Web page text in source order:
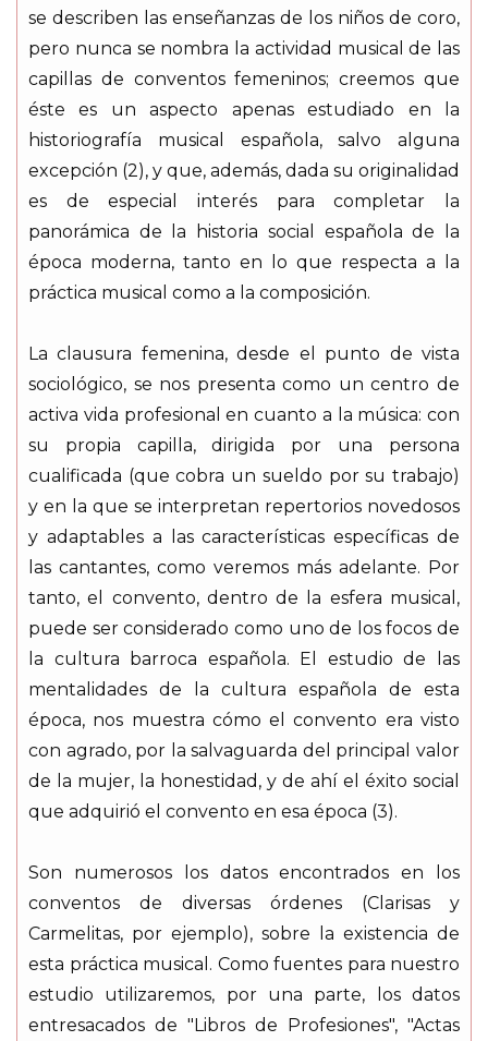
se describen las enseñanzas de los niños de coro,
pero nunca se nombra la actividad musical de las
capillas de conventos femeninos; creemos que
éste es un aspecto apenas estudiado en la
historiografía musical española, salvo alguna
excepción (2), y que, además, dada su originalidad
es de especial interés para completar la
panorámica de la historia social española de la
época moderna, tanto en lo que respecta a la
práctica musical como a la composición.
La clausura femenina, desde el punto de vista
sociológico, se nos presenta como un centro de
activa vida profesional en cuanto a la música: con
su propia capilla, dirigida por una persona
cualificada (que cobra un sueldo por su trabajo)
y en la que se interpretan repertorios novedosos
y adaptables a las características específicas de
las cantantes, como veremos más adelante. Por
tanto, el convento, dentro de la esfera musical,
puede ser considerado como uno de los focos de
la cultura barroca española. El estudio de las
mentalidades de la cultura española de esta
época, nos muestra cómo el convento era visto
con agrado, por la salvaguarda del principal valor
de la mujer, la honestidad, y de ahí el éxito social
que adquirió el convento en esa época (3).
Son numerosos los datos encontrados en los
conventos de diversas órdenes (Clarisas y
Carmelitas, por ejemplo), sobre la existencia de
esta práctica musical. Como fuentes para nuestro
estudio utilizaremos, por una parte, los datos
entresacados de "Libros de Profesiones", "Actas